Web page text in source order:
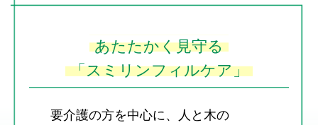
あたたかく見守る
「スミリンフィルケア」
要介護の方を中心に、人と木の